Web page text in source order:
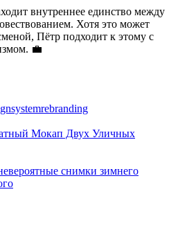
внутреннее единство между
Хотя это может
Пётр подходит к этому с
💼
rebranding
Мокап Двух Уличных
снимки зимнего